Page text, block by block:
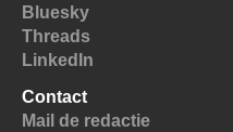
Bluesky
Threads
LinkedIn
Contact
Mail de redactie